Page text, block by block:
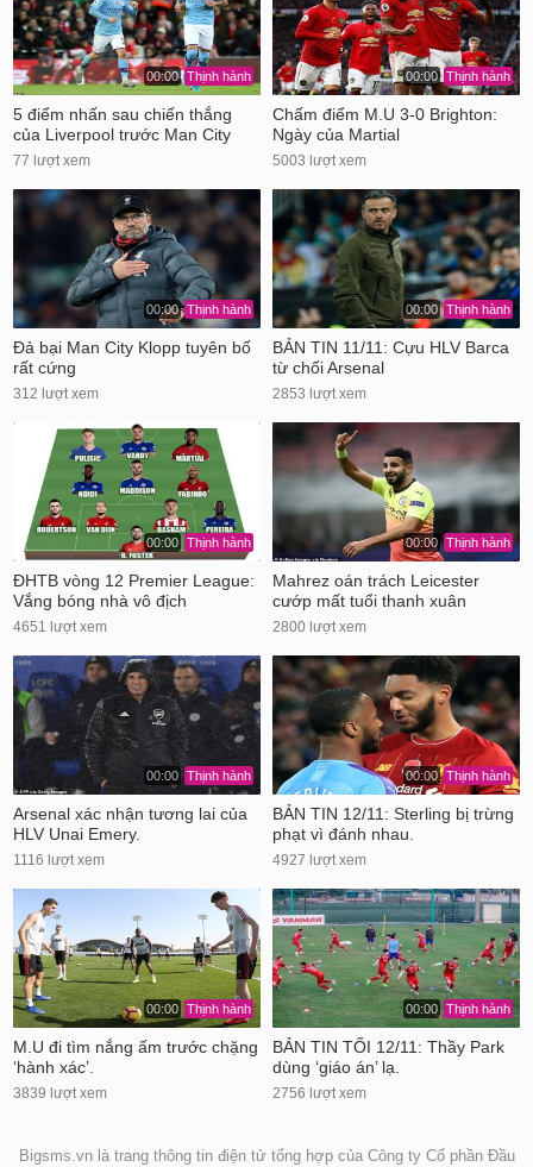
00:00 Thịnh hành
5 điểm nhấn sau chiến thắng
của Liverpool trước Man City
77 lượt xem
00:00 Thịnh hành
Chấm điểm M.U 3-0 Brighton:
Ngày của Martial
5003 lượt xem
00:00 Thịnh hành
Đả bại Man City Klopp tuyên bố
rất cứng
312 lượt xem
00:00 Thịnh hành
BẢN TIN 11/11: Cựu HLV Barca
từ chối Arsenal
2853 lượt xem
00:00 Thịnh hành
ĐHTB vòng 12 Premier League:
Vắng bóng nhà vô địch
4651 lượt xem
00:00 Thịnh hành
Mahrez oán trách Leicester
cướp mất tuổi thanh xuân
2800 lượt xem
00:00 Thịnh hành
Arsenal xác nhận tương lai của
HLV Unai Emery.
1116 lượt xem
00:00 Thịnh hành
BẢN TIN 12/11: Sterling bị trừng
phạt vì đánh nhau.
4927 lượt xem
00:00 Thịnh hành
M.U đi tìm nắng ấm trước chặng
‘hành xác’.
3839 lượt xem
00:00 Thịnh hành
BẢN TIN TỐI 12/11: Thầy Park
dùng ‘giáo án’ lạ.
2756 lượt xem
Bigsms.vn là trang thông tin điện tử tổng hợp của Công ty Cổ phần Đầu